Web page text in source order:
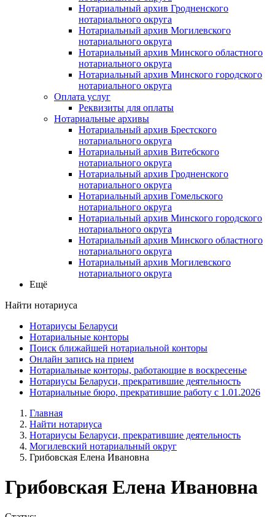
Нотариальный архив Гродненского
нотариального округа
Нотариальный архив Могилевского
нотариального округа
Нотариальный архив Минского областного
нотариального округа
Нотариальный архив Минского городского
нотариального округа
Оплата услуг
Реквизиты для оплаты
Нотариальные архивы
Нотариальный архив Брестского
нотариального округа
Нотариальный архив Витебского
нотариального округа
Нотариальный архив Гродненского
нотариального округа
Нотариальный архив Гомельского
нотариального округа
Нотариальный архив Минского городского
нотариального округа
Нотариальный архив Минского областного
нотариального округа
Нотариальный архив Могилевского
нотариального округа
Ещё
Найти нотариуса
Нотариусы Беларуси
Нотариальные конторы
Поиск ближайшей нотариальной конторы
Онлайн запись на прием
Нотариальные конторы, работающие в воскресенье
Нотариусы Беларуси, прекратившие деятельность
Нотариальные бюро, прекратившие работу с 1.01.2026
Главная
Найти нотариуса
Нотариусы Беларуси, прекратившие деятельность
Могилевский нотариальный округ
Грибовская Елена Ивановна
Грибовская Елена Ивановна